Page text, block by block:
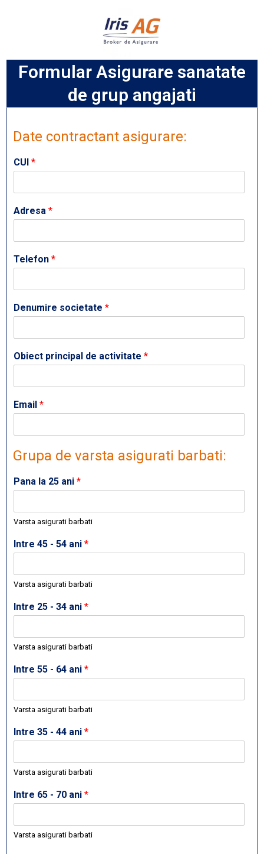
Formular Asigurare sanatate
de grup angajati
Date contractant asigurare:
CUI *
Adresa *
Telefon *
Denumire societate *
Obiect principal de activitate *
Email *
Grupa de varsta asigurati barbati:
Pana la 25 ani *
Varsta asigurati barbati
Intre 45 - 54 ani *
Varsta asigurati barbati
Intre 25 - 34 ani *
Varsta asigurati barbati
Intre 55 - 64 ani *
Varsta asigurati barbati
Intre 35 - 44 ani *
Varsta asigurati barbati
Intre 65 - 70 ani *
Varsta asigurati barbati